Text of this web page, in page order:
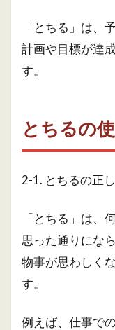
「とちる」は、
計画や目標が達
す。
とちるの
2-1. とちるの正
「とちる」は、
思った通りにな
物事が思わしく
す。
例えば、仕事で